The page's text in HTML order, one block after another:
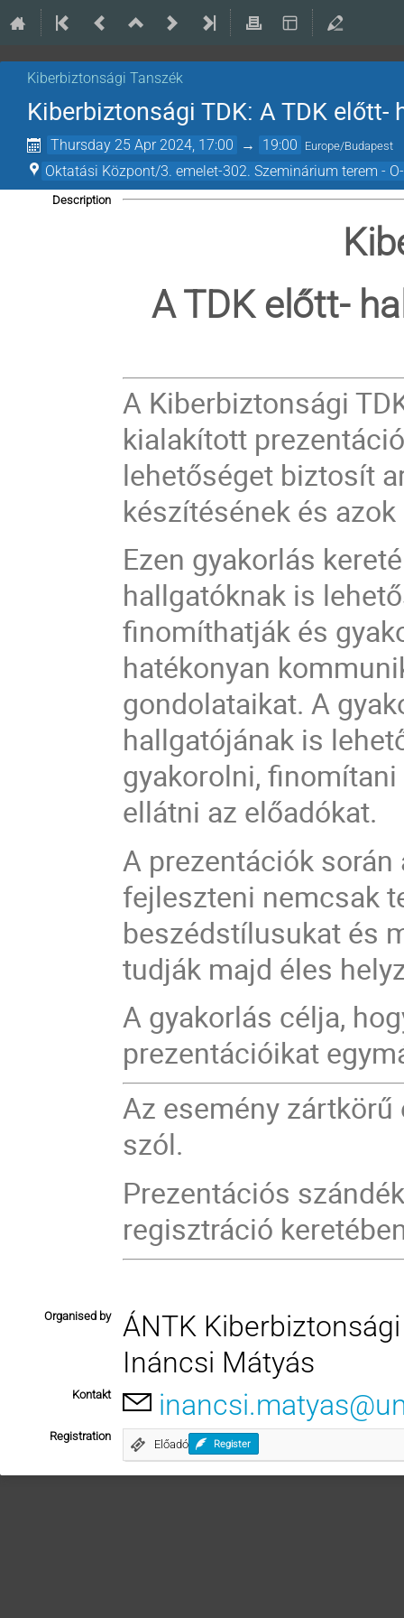
Kiberbiztonsági Tanszék
Kiberbiztonsági TDK: A TDK
Thursday 25 Apr 2024, 17:00 → 19:00 Europe/Budapest
Oktatási Központ/3. emelet-302. Szeminárium terem -
Description
A TDK előtt-
A Kiberbiztonsági
kialakított
lehetőséget biztosít
készítésének és
Ezen gyakorlás
hallgatóknak is
finomíthatják és
hatékonyan
gondolataikat. A
hallgatójának is
gyakorolni,
ellátni az előadókat.
A prezentációk
fejleszteni nemcsak
beszédstílusukat és
tudják majd éles
A gyakorlás célja,
prezentációikat
Az esemény
szól.
Prezentációs
regisztráció
Organised by
ÁNTK
Ináncsi Mátyás
Kontakt
Registration
Előadó Register